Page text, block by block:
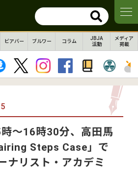
ビアバー ブルワー コラム
JBJA
活動
メディア
掲載
～16時30分、高田馬
Steps Case」で
ナリスト・アカデミ